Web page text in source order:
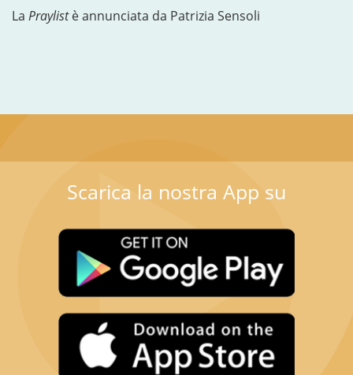
La Praylistè annunciata da Patrizia Sensoli
Scarica la nostra App su